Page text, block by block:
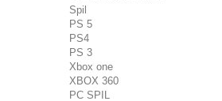
Spil
PS 5
PS4
PS 3
Xbox one
XBOX 360
PC SPIL